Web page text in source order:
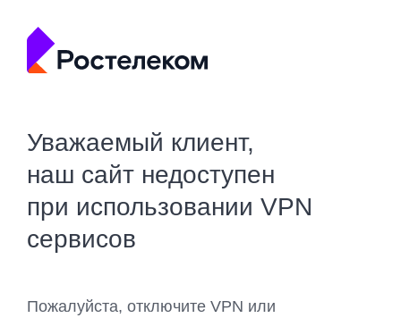
Уважаемый клиент,
наш сайт недоступен
при использовании VPN
сервисов
Пожалуйста, отключите VPN или